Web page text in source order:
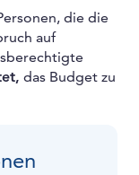
die die
auf
das Budget zu